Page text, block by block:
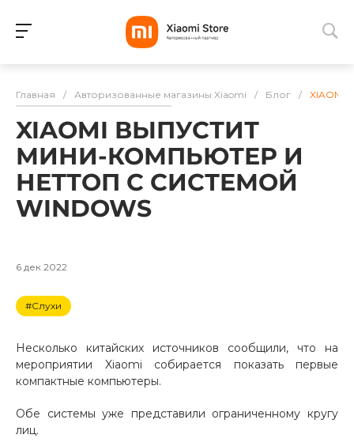
Разбейте
оплатуна части
без переплат
25%
Добавляйте товары
Главная / Авторизованные магазины Xiaomi / Блог / XIAOMI
XIAOMI ВЫПУСТИТ
МИНИ-КОМПЬЮТЕР И
НЕТТОП С СИСТЕМОЙ
WINDOWS
6 дек 2022
#Слухи
Несколько китайских источников сообщили, что на
мероприятии Xiaomi собирается показать первые
компактные компьютеры.
Обе системы уже представили ограниченному кругу
лиц.